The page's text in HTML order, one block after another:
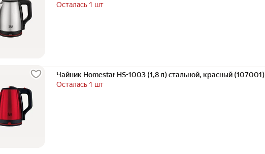
Осталась 1 шт
Чайник Homestar HS-1003 (1,8 л) стальной, красный (107001)
Осталась 1 шт